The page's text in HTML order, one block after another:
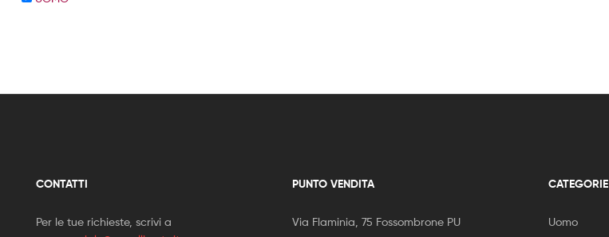
CONTATTI
Per le tue richieste, scrivi a
PUNTO VENDITA
Via Flaminia, 75 Fossombrone PU
CATEGORIE
Uomo